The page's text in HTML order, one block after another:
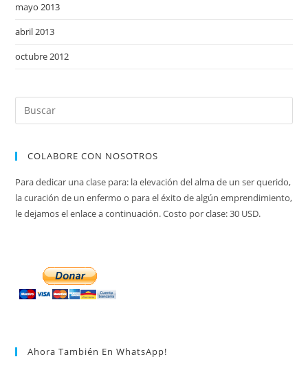
mayo 2013
abril 2013
octubre 2012
COLABORE CON NOSOTROS
Para dedicar una clase para: la elevación del alma de un ser querido,
la curación de un enfermo o para el éxito de algún emprendimiento,
le dejamos el enlace a continuación. Costo por clase: 30 USD.
Ahora También En WhatsApp!